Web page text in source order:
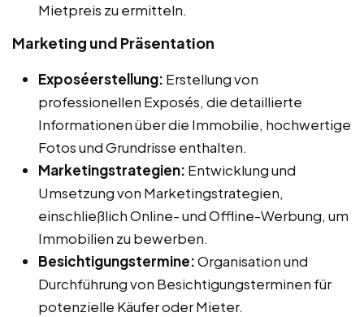
Mietpreis zu ermitteln.
Marketing und Präsentation
Exposéerstellung: Erstellung von
professionellen Exposés, die detaillierte
Informationen über die Immobilie, hochwertige
Fotos und Grundrisse enthalten.
Marketingstrategien: Entwicklung und
Umsetzung von Marketingstrategien,
einschließlich Online- und Offline-Werbung, um
Immobilien zu bewerben.
Besichtigungstermine:Organisation und
Durchführung von Besichtigungsterminen für
potenzielle Käufer oder Mieter.